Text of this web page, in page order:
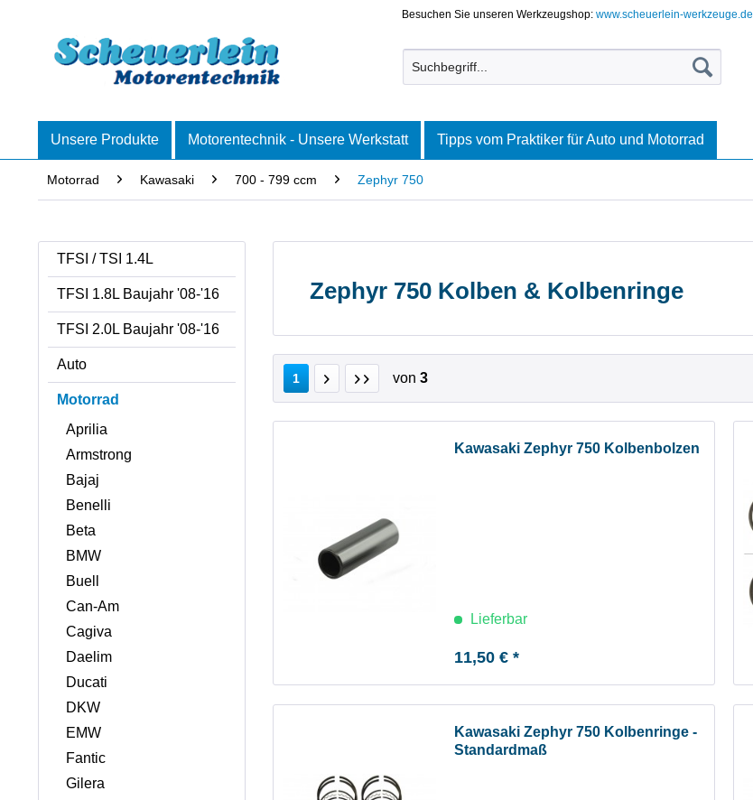
Besuchen Sie unseren Werkzeugshop:www.scheuerlein-werkzeuge.de
Unsere Produkte Motorentechnik - Unsere Werkstatt Tipps vom Praktiker für Auto und Motorrad
Motorrad Kawasaki 700 - 799 ccm Zephyr 750
TFSI / TSI 1.4L
TFSI 1.8L Baujahr '08-'16
TFSI 2.0L Baujahr '08-'16
Auto
Motorrad
Aprilia
Armstrong
Bajaj
Benelli
Beta
BMW
Buell
Can-Am
Cagiva
Daelim
Ducati
DKW
EMW
Fantic
Gilera
Zephyr 750 Kolben & Kolbenringe
1 von 3
Kawasaki Zephyr 750 Kolbenbolzen
Lieferbar
11,50 € *
Kawasaki Zephyr 750 Kolbenringe -
Standardmaß